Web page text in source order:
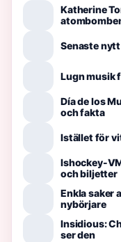
Katherine
Senaste
Lugn musik
Día de los
och fakta
Istället för
Ishockey-
och biljetter
Enkla saker
nybörjare
Insidious:
ser den